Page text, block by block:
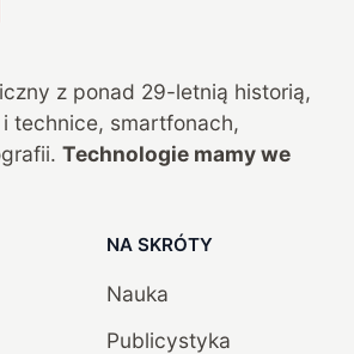
z ponad 29-letnią historią,
technice, smartfonach,
Technologie mamy we
NA SKRÓTY
Nauka
Publicystyka